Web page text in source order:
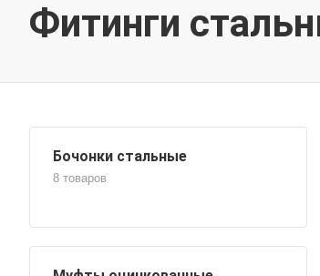
Фитинги
Бочонки стальные
8 товаров